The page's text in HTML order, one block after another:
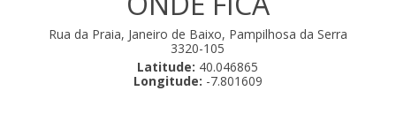
Rua da Praia, Janeiro de Baixo, Pampilhosa da Serra
3320-105
Latitude: 40.046865
Longitude: -7.801609